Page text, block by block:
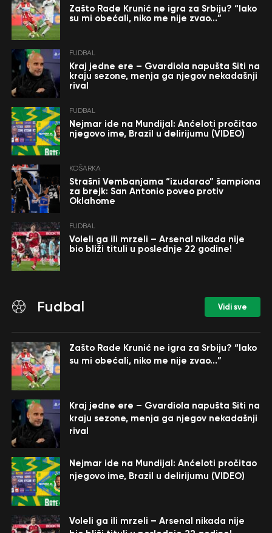
Zašto Rade Krunić ne igra za Srbiju? “Iako
su mi obećali, niko me nije zvao…”
FUDBAL
Kraj jedne ere – Gvardiola napušta Siti na
kraju sezone, menja ga njegov nekadašnji
rival
FUDBAL
Nejmar ide na Mundijal: Anćeloti pročitao
njegovo ime, Brazil u delirijumu (VIDEO)
KOŠARKA
Strašni Vembanjama “izudarao” šampiona
za brejk: San Antonio poveo protiv
Oklahome
FUDBAL
Voleli ga ili mrzeli – Arsenal nikada nije
bio bliži tituli u poslednje 22 godine!
Fudbal Vidi sve
Zašto Rade Krunić ne igra za Srbiju? “Iako
su mi obećali, niko me nije zvao…”
Kraj jedne ere – Gvardiola napušta Siti na
kraju sezone, menja ga njegov nekadašnji
rival
Nejmar ide na Mundijal: Anćeloti pročitao
njegovo ime, Brazil u delirijumu (VIDEO)
Voleli ga ili mrzeli – Arsenal nikada nije